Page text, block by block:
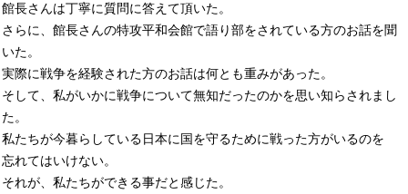
館長さんは丁寧に質問に答えて頂いた。
さらに、館長さんの特攻平和会館で語り部をされている方のお話を聞
いた。
実際に戦争を経験された方のお話は何とも重みがあった。
そして、私がいかに戦争について無知だったのかを思い知らされまし
た。
私たちが今暮らしている日本に国を守るために戦った方がいるのを
忘れてはいけない。
それが、私たちができる事だと感じた。